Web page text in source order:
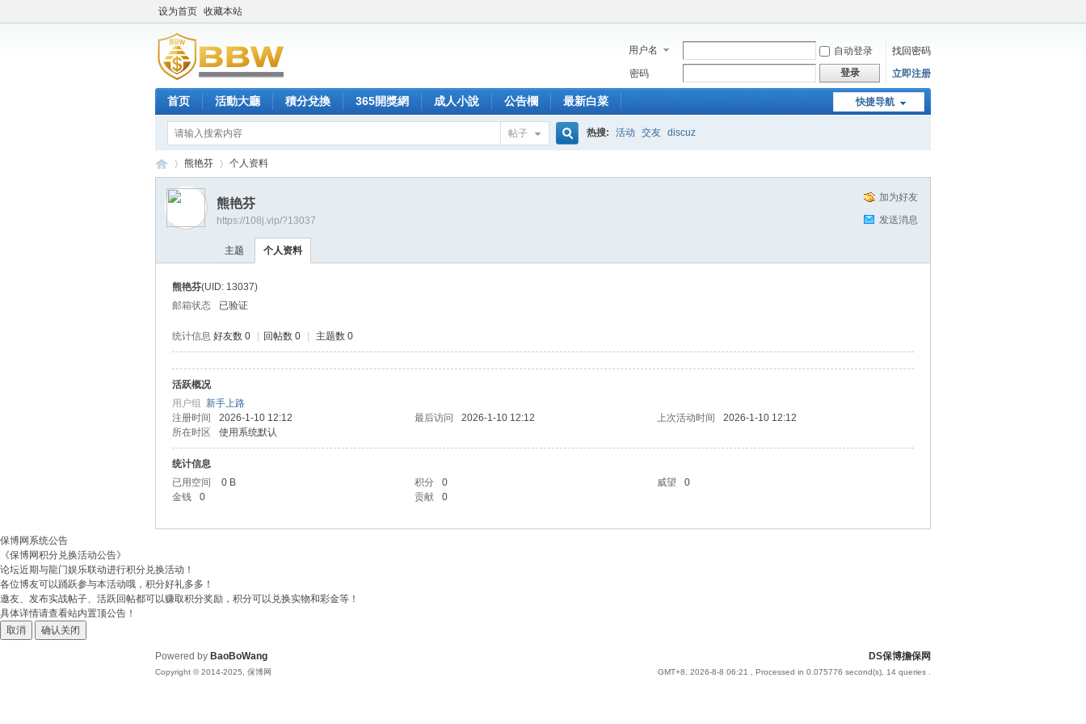
设为首页 收藏本站
用户名 自动登录
找回密码
密码
登录 立即注册
快捷导航
首页 活動大廳 積分兌換 365開獎網 成人小說 公告欄 最新白菜
帖子 热搜: 活动 交友 discuz
熊艳芬 个人资料
加为好友
发送消息
熊艳芬
https://108j.vip/?13037
主题 个人资料
熊艳芬(UID: 13037)
邮箱状态
已验证
统计信息 好友数 0 回帖数 0 主题数 0
活跃概况
用户组 新手上路
注册时间
2026-1-10 12:12 最后访问 2026-1-10 12:12 上次活动时间
2026-1-10 12:12
所在时区
使用系统默认
统计信息
已用空间
0 B 积分 0 威望
0
金钱
0 贡献 0
保博网系统公告
《保博网积分兑换活动公告》
论坛近期与龍门娱乐联动进行积分兑换活动！
各位博友可以踊跃参与本活动哦，积分好礼多多！
邀友、发布实战帖子、活跃回帖都可以赚取积分奖励，积分可以兑换实物和彩金等！
具体详情请查看站内置顶公告！
取消
确认关闭
DS保博擔保网
GMT+8, 2026-8-8 06:21 , Processed in 0.075776 second(s), 14 queries .
Powered by BaoBoWang
Copyright © 2014-2025, 保博网